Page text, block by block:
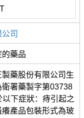
司
藥品
藥股份有限公司生
署藥製字第03738
下症狀：痔引起之
產品包裝形式為玻